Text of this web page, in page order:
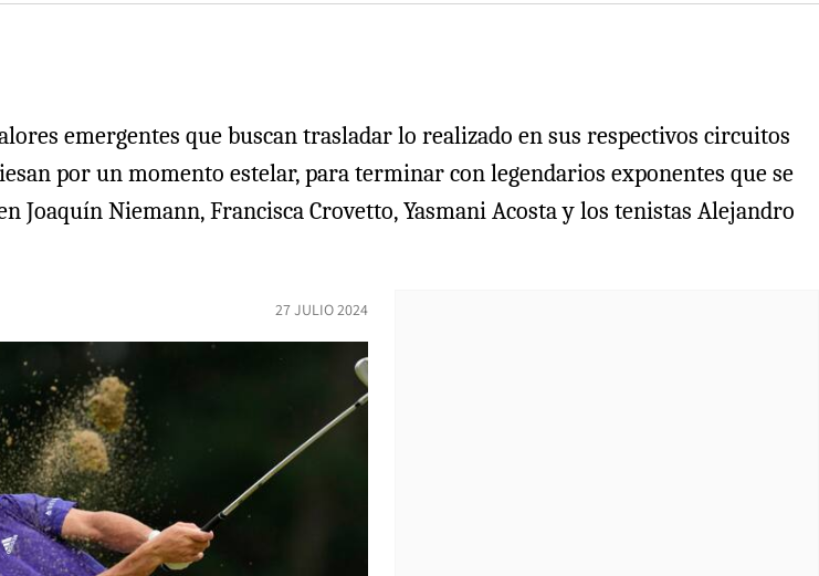
emergentes que buscan trasladar lo realizado en sus respectivos circuitos
por un momento estelar, para terminar con legendarios exponentes que se
Joaquín Niemann, Francisca Crovetto, Yasmani Acosta y los tenistas Alejandro
27 JULIO 2024